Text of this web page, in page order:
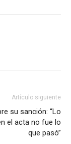
Artículo siguiente
su sanción: “Lo
el acta no fue lo
que pasó”